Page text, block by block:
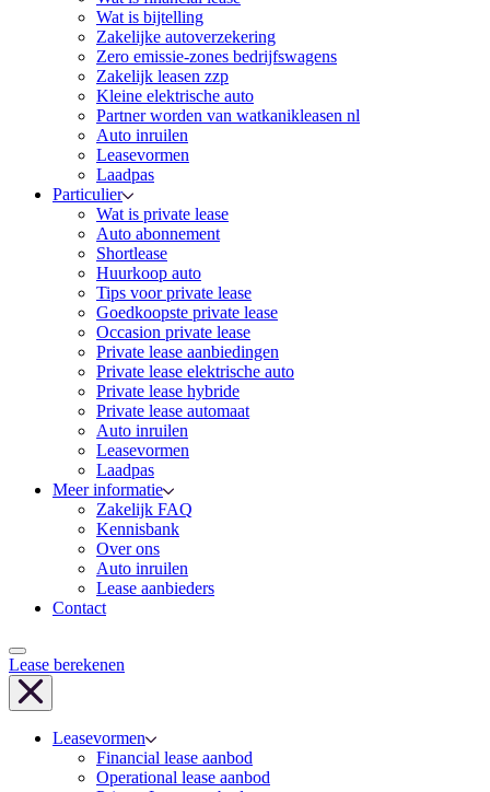
Wat is bijtelling
Zakelijke autoverzekering
Zero emissie-zones bedrijfswagens
Zakelijk leasen zzp
Kleine elektrische auto
Partner worden van watkanikleasen nl
Auto inruilen
Leasevormen
Laadpas
Particulier
Wat is private lease
Auto abonnement
Shortlease
Huurkoop auto
Tips voor private lease
Goedkoopste private lease
Occasion private lease
Private lease aanbiedingen
Private lease elektrische auto
Private lease hybride
Private lease automaat
Auto inruilen
Leasevormen
Laadpas
Meer informatie
Zakelijk FAQ
Kennisbank
Over ons
Auto inruilen
Lease aanbieders
Contact
Lease berekenen
Leasevormen
Financial lease aanbod
Operational lease aanbod